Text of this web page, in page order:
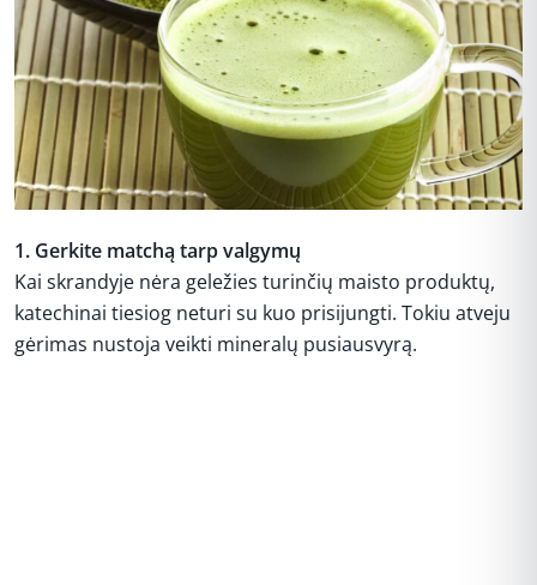
1. Gerkite matchą tarp valgymų
Kai skrandyje nėra geležies turinčių maisto produktų,
katechinai tiesiog neturi su kuo prisijungti. Tokiu atveju
gėrimas nustoja veikti mineralų pusiausvyrą.